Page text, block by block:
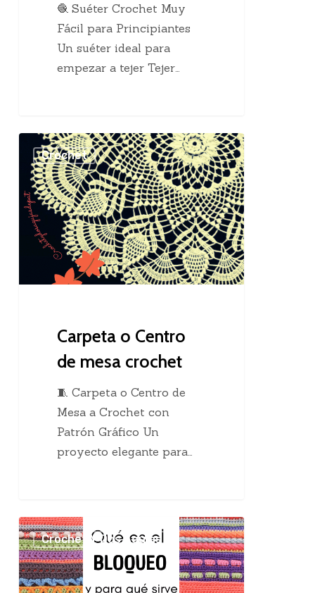
🧶 Suéter Crochet Muy
Fácil para Principiantes
Un suéter ideal para
empezar a tejer Tejer…
Carpeta
Centro
de
mesa
crochet
Crochet
Carpeta o Centro
de mesa crochet
🧵 Carpeta o Centro de
Mesa a Crochet con
Patrón Gráfico Un
proyecto elegante para…
El
maravilloso
bloqueo
en
Crochet Y Dos Agujas